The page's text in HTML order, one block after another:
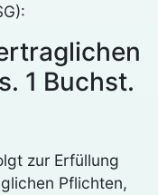
1 Buchst.
zur Erfüllung
Pflichten,